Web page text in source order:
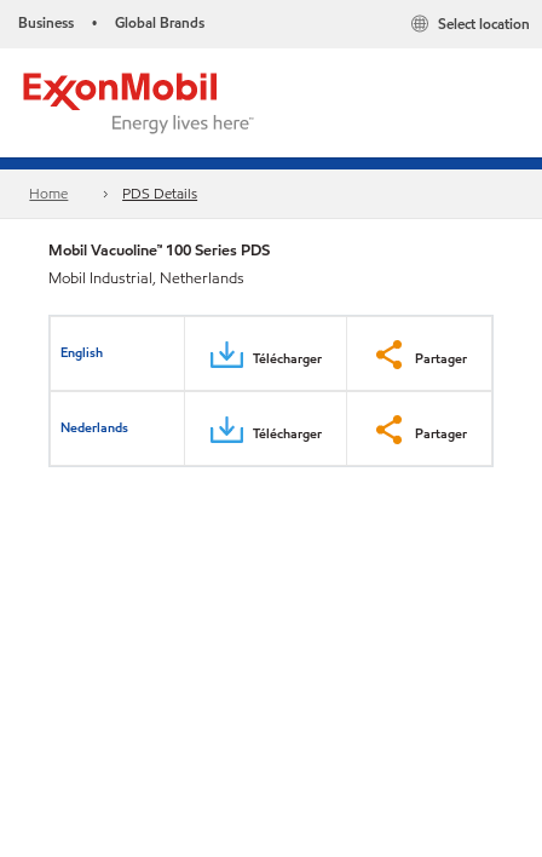
Business • Global Brands Select location
Home PDS Details
Mobil Vacuoline™ 100 Series PDS
Mobil Industrial, Netherlands
English Télécharger Partager
Nederlands Télécharger Partager